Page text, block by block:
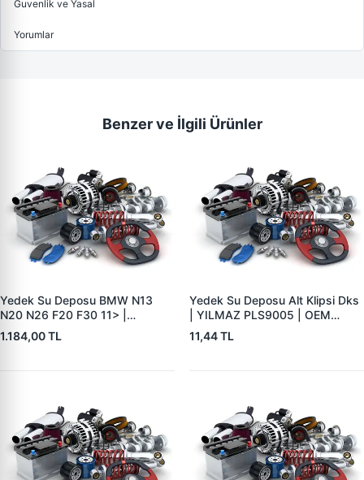
Guvenlik ve Yasal
Yorumlar
Benzer ve İlgili Ürünler
Yedek Su Deposu BMW N13
N20 N26 F20 F30 11> |
WENDERPARTS 08020262 |
OEM 17137642158
1.184,00 TL
Yedek Su Deposu Alt Klipsi Dks
| YILMAZ PLS9005 | OEM
4345290
11,44 TL